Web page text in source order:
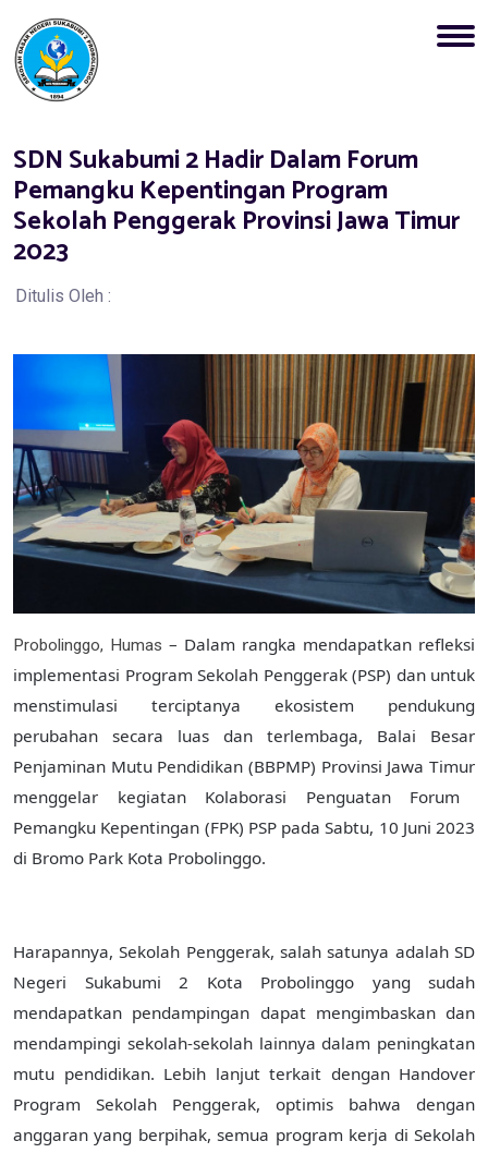
SDN Sukabumi 2 Hadir Dalam Forum
Pemangku Kepentingan Program
Sekolah Penggerak Provinsi Jawa Timur
2023
Ditulis Oleh :
Probolinggo, Humas – Dalam rangka mendapatkan refleksi
implementasi Program Sekolah Penggerak (PSP) dan untuk
menstimulasi terciptanya ekosistem pendukung
perubahan secara luas dan terlembaga, Balai Besar
Penjaminan Mutu Pendidikan (BBPMP) Provinsi Jawa Timur
menggelar kegiatan Kolaborasi Penguatan Forum
Pemangku Kepentingan (FPK) PSP pada Sabtu, 10 Juni 2023
di Bromo Park Kota Probolinggo.
Harapannya, Sekolah Penggerak, salah satunya adalah SD
Negeri Sukabumi 2 Kota Probolinggo yang sudah
mendapatkan pendampingan dapat mengimbaskan dan
mendampingi sekolah-sekolah lainnya dalam peningkatan
mutu pendidikan. Lebih lanjut terkait dengan Handover
Program Sekolah Penggerak, optimis bahwa dengan
anggaran yang berpihak, semua program kerja di Sekolah